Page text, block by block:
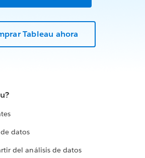
Tableau ahora
datos
del análisis de datos